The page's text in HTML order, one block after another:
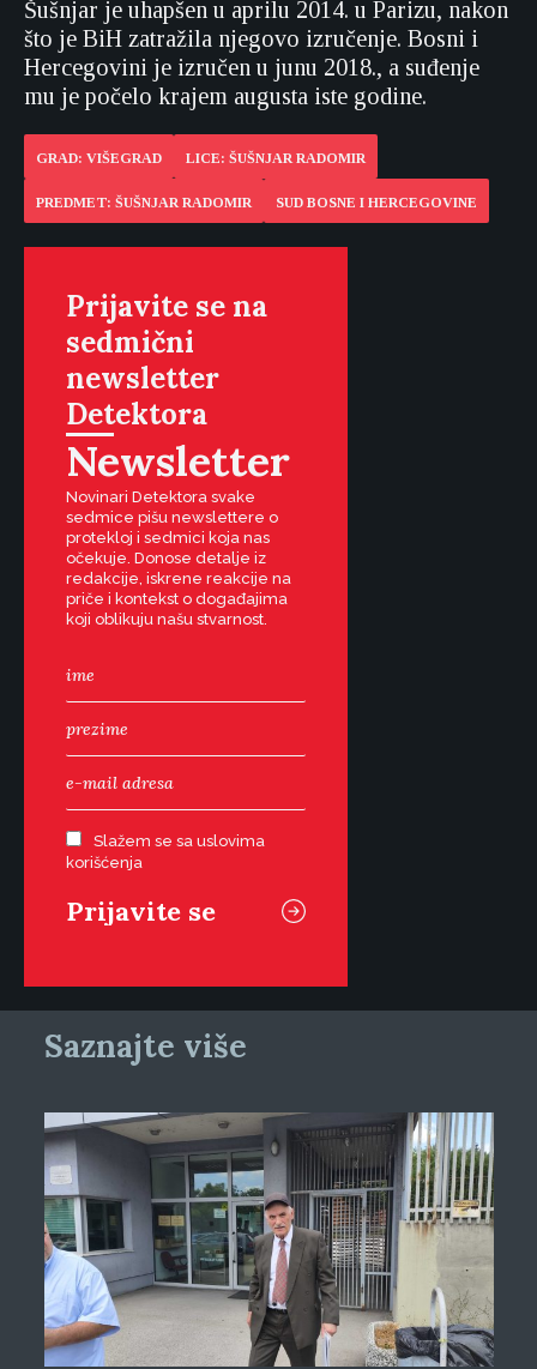
Šušnjar je uhapšen u aprilu 2014. u Parizu, nakon
što je BiH zatražila njegovo izručenje. Bosni i
Hercegovini je izručen u junu 2018., a suđenje
mu je počelo krajem augusta iste godine.
GRAD: VIŠEGRAD LICE: ŠUŠNJAR RADOMIR
PREDMET: ŠUŠNJAR RADOMIR SUD BOSNE I HERCEGOVINE
Prijavite se na
sedmični
newsletter
Detektora
Newsletter
Novinari Detektora svake
sedmice pišu newslettere o
protekloj i sedmici koja nas
očekuje. Donose detalje iz
redakcije, iskrene reakcije na
priče i kontekst o događajima
koji oblikuju našu stvarnost.
Slažem se sa uslovima
korišćenja
Saznajte više